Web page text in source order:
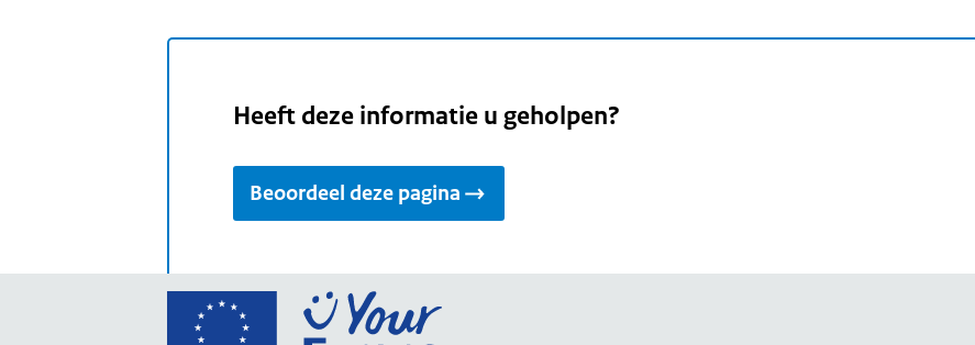
Heeft deze informatie u geholpen?
Beoordeel deze pagina
Ga